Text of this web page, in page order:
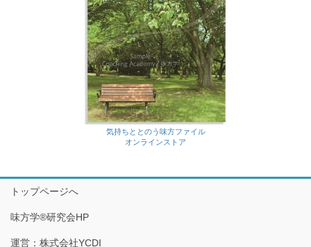
気持ちととのう味方ファイル
オンラインストア
トップページへ
味方学®研究会HP
運営：株式会社YCDI